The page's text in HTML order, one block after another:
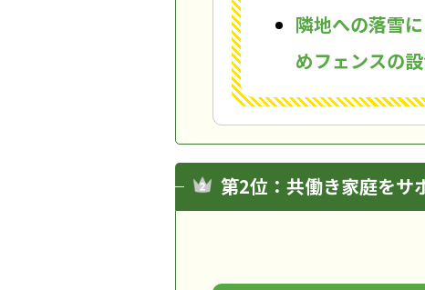
隣地への落雪
めフェンスの
第2位：共働き家庭をサ